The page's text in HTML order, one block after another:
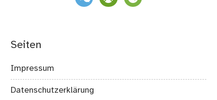
Seiten
Impressum
Datenschutzerklärung